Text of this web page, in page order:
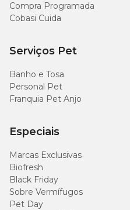
Compra Programada
Cobasi Cuida
Serviços Pet
Banho e Tosa
Personal Pet
Franquia Pet Anjo
Especiais
Marcas Exclusivas
Biofresh
Black Friday
Sobre Vermífugos
Pet Day